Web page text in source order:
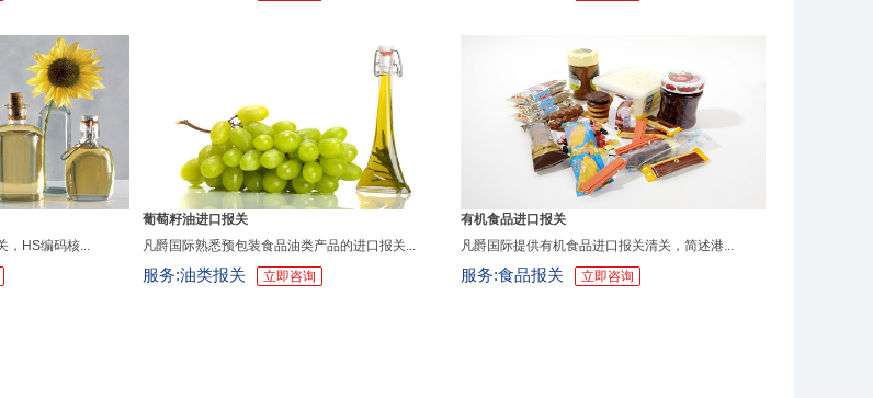
，HS编码核...
葡萄籽油进口报关
凡爵国际熟悉预包装食品油类产品的进口报关...
服务:油类报关 立即咨询
有机食品进口报关
凡爵国际提供有机食品进口报关清关，简述港...
服务:食品报关 立即咨询